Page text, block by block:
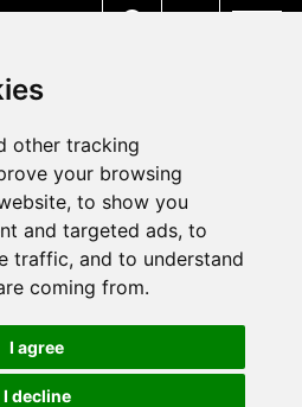
other tracking
your browsing
to show you
and targeted ads, to
traffic, and to understand
coming from.
I agree
I decline